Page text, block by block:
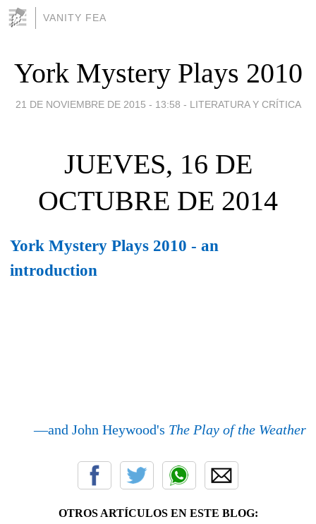
VANITY FEA
York Mystery Plays 2010
21 DE NOVIEMBRE DE 2015 - 13:58 - LITERATURA Y CRÍTICA
JUEVES, 16 DE
OCTUBRE DE 2014
York Mystery Plays 2010 - an
introduction
—and John Heywood's The Play of the Weather
OTROS ARTÍCULOS EN ESTE BLOG: